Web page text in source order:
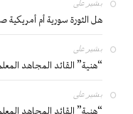
بشير على
هل الثورة سورية أم أمريكية
بشير على
“هنية” القائد المجاهد
بشير على
“هنية” القائد المجاهد